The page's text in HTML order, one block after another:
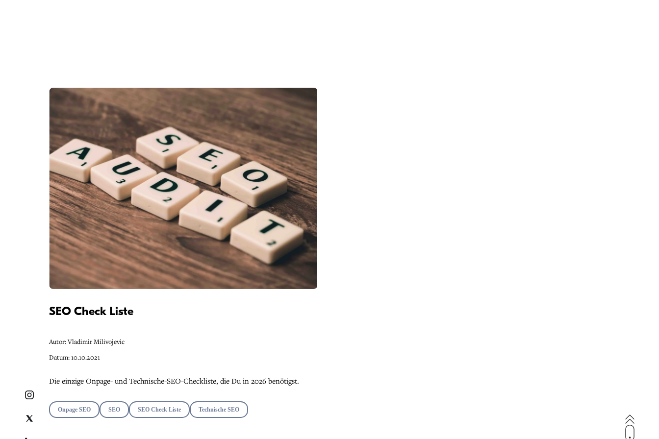
SEO Check Liste
Autor: Vladimir Milivojevic
Datum: 10.10.2021
Die einzige Onpage- und Technische-SEO-Checkliste, die Du in 2026 benötigst.
Onpage SEO SEO SEO Check Liste Technische SEO